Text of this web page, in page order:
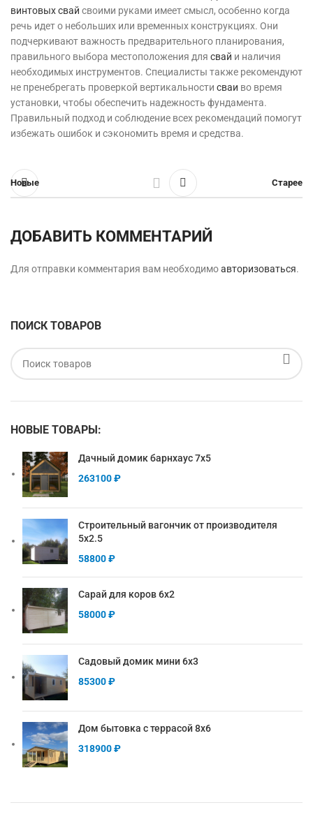
винтовых свай своими руками имеет смысл, особенно когда
речь идет о небольших или временных конструкциях. Они
подчеркивают важность предварительного планирования,
правильного выбора местоположения для свай и наличия
необходимых инструментов. Специалисты также рекомендуют
не пренебрегать проверкой вертикальности сваи во время
установки, чтобы обеспечить надежность фундамента.
Правильный подход и соблюдение всех рекомендаций помогут
избежать ошибок и сэкономить время и средства.
Новые Старее
ДОБАВИТЬ КОММЕНТАРИЙ
Для отправки комментария вам необходимоавторизоваться.
ПОИСК ТОВАРОВ
НОВЫЕ ТОВАРЫ:
Дачный домик барнхаус 7х5
263100₽
Строительный вагончик от производителя
5х2.5
58800₽
Сарай для коров 6х2
58000₽
Садовый домик мини 6х3
85300₽
Дом бытовка с террасой 8х6
318900₽